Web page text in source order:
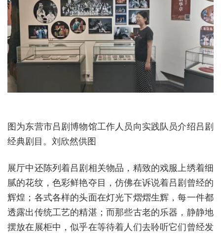
图为东营市吕剧博物馆工作人员向实践队员介绍吕剧
经典剧目。刘欣然供图
展厅中还陈列着吕剧相关物品，精致的戏服上绣着细
腻的花纹，色彩鲜艳夺目，仿佛在诉说着吕剧曾经的
辉煌；各式各样的头面在灯光下熠熠生辉，每一件都
透露出传统工艺的精湛；而那些古老的乐器，静静地
摆放在展柜中，似乎在等待着人们去聆听它们曾经发